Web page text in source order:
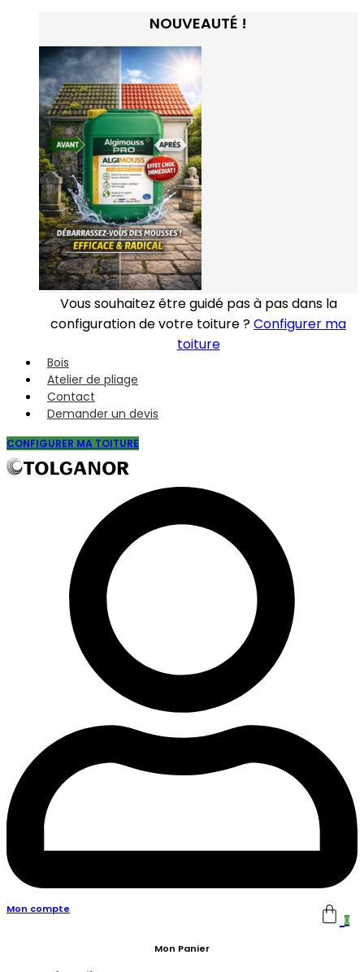
NOUVEAUTÉ !
Vous souhaitez être guidé pas à pas dans la
configuration de votre toiture ?Configurer ma
toiture
Bois
Atelier de pliage
Contact
Demander un devis
CONFIGURER MA TOITURE
Mon compte
0
Mon Panier